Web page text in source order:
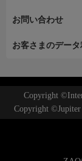
お問い合わせ
お客さまのデー
Copyright
Copyright ©Jupiter